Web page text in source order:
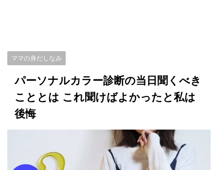
ママの身だしなみ
パーソナルカラー診断の当日聞くべき
こととは これ聞けばよかったと私は
後悔